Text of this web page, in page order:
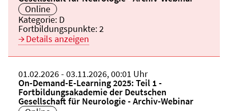
Veranstaltungsort:
Online
Kategorie: D
Fortbildungspunkte:2
Details anzeigen
Beginn:
01.02.2026Ende und Anfangszeit:
- 03.11.2026,00:01 Uhr
Veranstaltungstitel:
On-Demand-E-Learning 2025: Teil 1 -
Fortbildungsakademie der Deutschen
Gesellschaft für Neurologie - Archiv-Webinar